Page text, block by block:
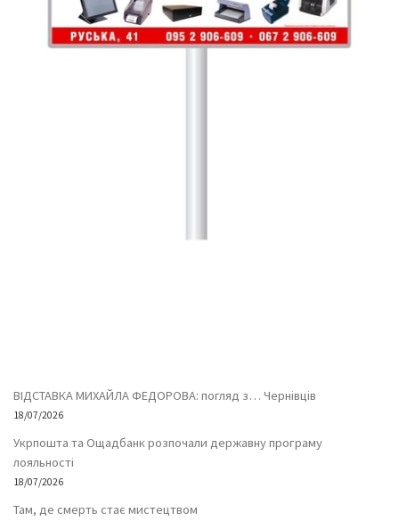
ВІДСТАВКА МИХАЙЛА ФЕДОРОВА: погляд з… Чернівців
18/07/2026
Укрпошта та Ощадбанк розпочали державну програму
лояльності
18/07/2026
Там, де смерть стає мистецтвом